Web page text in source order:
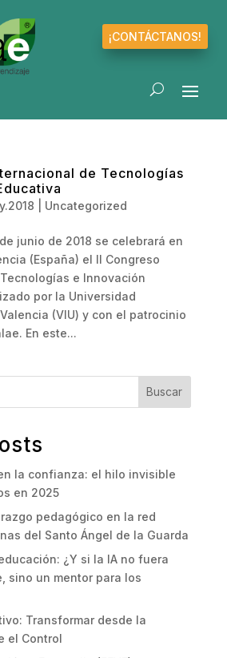
¡CONTÁCTANOS!
de Tecnologías
Uncategorized
junio de 2018 se celebrará en
(España) el II Congreso
e Innovación
por la Universidad
(VIU) y con el patrocinio
En este...
Buscar
la confianza: el hilo invisible
en 2025
pedagógico en la red
del Santo Ángel de la Guarda
¿Y si la IA no fuera
sino un mentor para los
Transformar desde la
el Control